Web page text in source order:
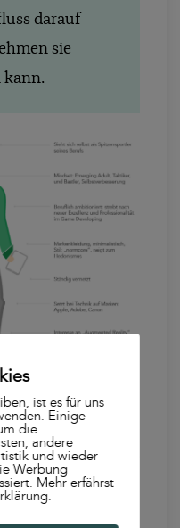
darauf
sie
kann.
Persona und ihre
ist es für uns
Einige
die
andere
und wieder
Werbung
Mehr erfährst